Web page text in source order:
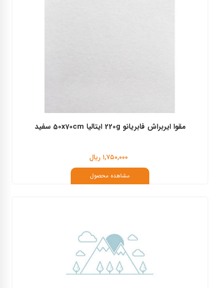
مقوا ایربراش فابریانو 220g ایتالیا 50x70cm سفید
۱,۷۵۰,۰۰۰ ریال
مشاهده محصول